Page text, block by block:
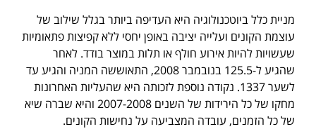
מניית כלל ביוטכנולוגיה היא העדיפה ביותר בגלל שילוב של
עוצמת הקונים ועלייה יציבה באופן יחסי ללא קפיצות פתאומיות
שעשויות להיות אירוע חולף או תלות במוצר בודד. לאחר
שהגיע ל-125.5 בנובמבר 2008, התאוששה המניה והגיע עד
לשער 1337. נקודה נוספת לזכותה היא שהעליות האחרונות
מחקו של כל הירידות של השנים 2007-2008 והיא שברה שיא
של כל הזמנים, עובדה המצביעה על נחישות הקונים.